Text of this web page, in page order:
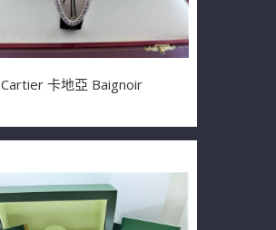
Cartier 卡地亞 Baignoir